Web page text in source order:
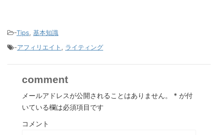
-Tips, 基本知識
-アフィリエイト , ライティング
comment
メールアドレスが公開されることはありません。 * が付
いている欄は必須項目です
コメント